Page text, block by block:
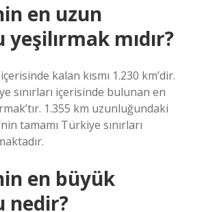
en uzun
mıdır?
kalan kısmı 1.230 km’dir.
sınırları içerisinde bulunan en
1.355 km uzunluğundaki
tamamı Türkiye sınırları
en büyük
nedir?